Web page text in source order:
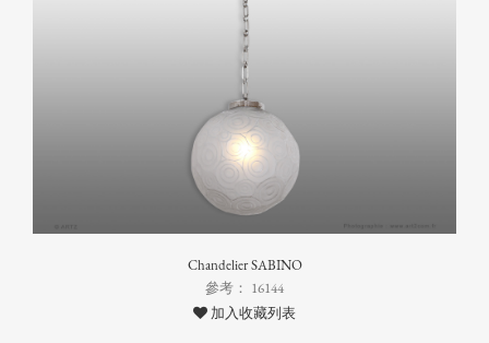
Chandelier SABINO
參考： 16144
加入收藏列表